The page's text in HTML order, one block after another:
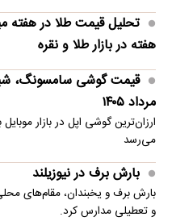
هفته در بازار طلا و نقره
مرداد ۱۴۰۵
می‌رسد
بارش برف در نیوزیلند
بارش برف و یخبندان، مقام‌های
و تعطیلی مدارس کرد.